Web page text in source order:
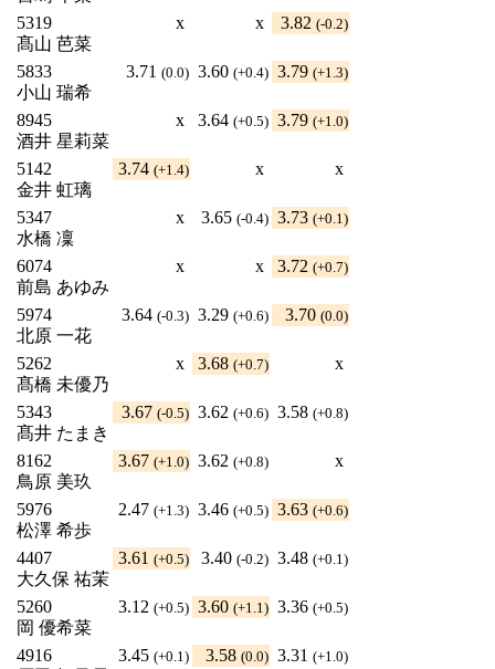
5319
髙山 芭菜
x x 3.82 (-0.2)
5833
小山 瑞希
3.71 (0.0) 3.60 (+0.4) 3.79 (+1.3)
8945
酒井 星莉菜
x 3.64 (+0.5) 3.79 (+1.0)
5142
金井 虹璃
3.74 (+1.4) x x
5347
水橋 凜
x 3.65 (-0.4) 3.73 (+0.1)
6074
前島 あゆみ
x x 3.72 (+0.7)
5974
北原 一花
3.64 (-0.3) 3.29 (+0.6) 3.70 (0.0)
5262
髙橋 未優乃
x 3.68 (+0.7) x
5343
髙井 たまき
3.67 (-0.5) 3.62 (+0.6) 3.58 (+0.8)
8162
鳥原 美玖
3.67 (+1.0) 3.62 (+0.8) x
5976
松澤 希歩
2.47 (+1.3) 3.46 (+0.5) 3.63 (+0.6)
4407
大久保 祐茉
3.61 (+0.5) 3.40 (-0.2) 3.48 (+0.1)
5260
岡 優希菜
3.12 (+0.5) 3.60 (+1.1) 3.36 (+0.5)
4916
3.45 (+0.1) 3.58 (0.0) 3.31 (+1.0)